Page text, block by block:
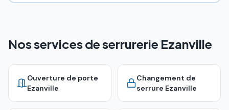
Nos services de serrurerie Ezanville
Ouverture de porte
Ezanville
Changement de
serrure Ezanville